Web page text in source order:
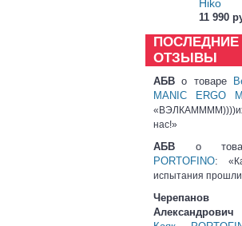
Hiko
11 990
ПОСЛЕДНИЕ
ОТЗЫВЫ
АБВ о товаре
MANIC ERGO
нас!»
АБВ о
PORTOFINO:
испытания
Александрович